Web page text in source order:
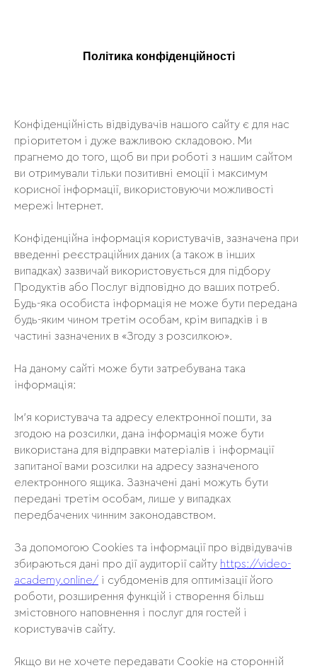
Політика конфіденційності
Конфіденційність відвідувачів нашого сайту є для нас
пріоритетом і дуже важливою складовою. Ми
прагнемо до того, щоб ви при роботі з нашим сайтом
ви отримували тільки позитивні емоції і максимум
корисної інформації, використовуючи можливості
мережі Інтернет.
Конфіденційна інформація користувачів, зазначена при
введенні реєстраційних даних (а також в інших
випадках) зазвичай використовується для підбору
Продуктів або Послуг відповідно до ваших потреб.
Будь-яка особиста інформація не може бути передана
будь-яким чином третім особам, крім випадків і в
частині зазначених в «Згоду з розсилкою».
На даному сайті може бути затребувана така
інформація:
Ім'я користувача та адресу електронної пошти, за
згодою на розсилки, дана інформація може бути
використана для відправки матеріалів і інформації
запитаної вами розсилки на адресу зазначеного
електронного ящика. Зазначені дані можуть бути
передані третім особам, лише у випадках
передбачених чинним законодавством.
За допомогою Cookies та інформації про відвідувачів
збираються дані про дії аудиторії сайту https://video-
academy.online/ і субдоменів для оптимізації його
роботи, розширення функцій і створення більш
змістовного наповнення і послуг для гостей і
користувачів сайту.
Якщо ви не хочете передавати Cookie на сторонній